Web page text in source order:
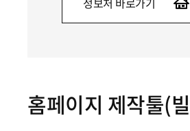
홈페이지 제작툴(